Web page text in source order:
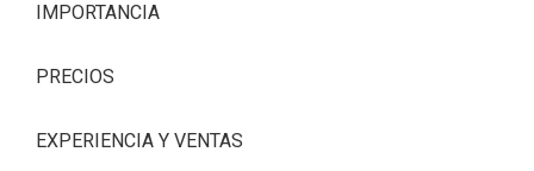
IMPORTANCIA
PRECIOS
EXPERIENCIA Y VENTAS